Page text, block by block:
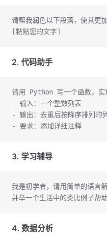
请帮我润色以下段落，使其更
[粘贴您的文字]
2. 代码助手
请用 Python 写一个函数，实
- 输入：一个整数列表
- 输出：去重后按降序排列的
- 要求：添加详细注释
3. 学习辅导
我是初学者，请用简单的语言
并举一个生活中的类比例子帮助
4. 数据分析